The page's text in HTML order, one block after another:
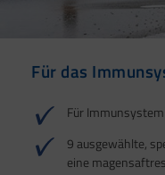
Für das
Für Immunsystem
9 ausgewählte,
eine
Für Haut, Haare
Für Ihre